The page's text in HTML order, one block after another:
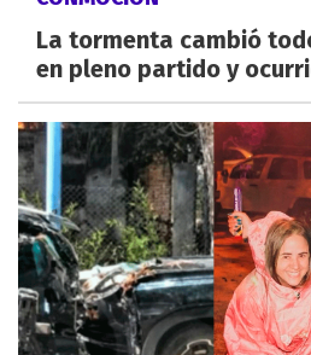
La tormenta cambió
en pleno partido y